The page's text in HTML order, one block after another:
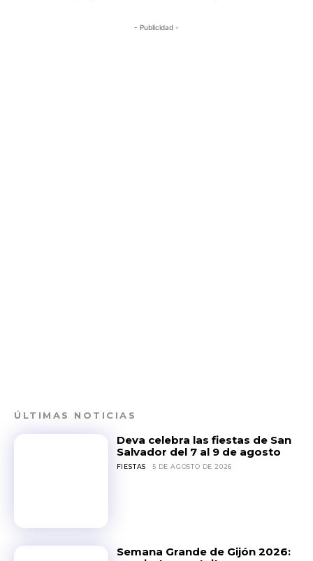
- Publicidad -
ÚLTIMAS NOTICIAS
Deva celebra las fiestas de San
Salvador del 7 al 9 de agosto
FIESTAS 5 DE AGOSTO DE 2026
Semana Grande de Gijón 2026: